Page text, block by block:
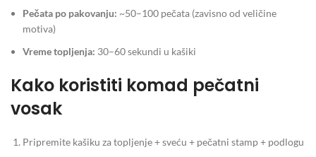
Pečata po pakovanju: ~50–100 pečata (zavisno od veličine
motiva)
Vreme topljenja: 30–60 sekundi u kašiki
Kako koristiti komad pečatni
vosak
Pripremite kašiku za topljenje + sveću + pečatni stamp + podlogu